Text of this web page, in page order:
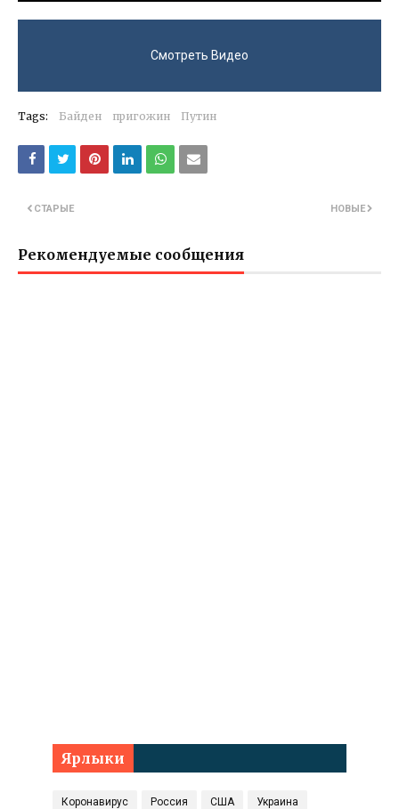
Смотреть Видео
Tags: Байден пригожин Путин
НОВЫЕ
СТАРЫЕ
Рекомендуемые сообщения
Ярлыки
Коронавирус Россия США Украина